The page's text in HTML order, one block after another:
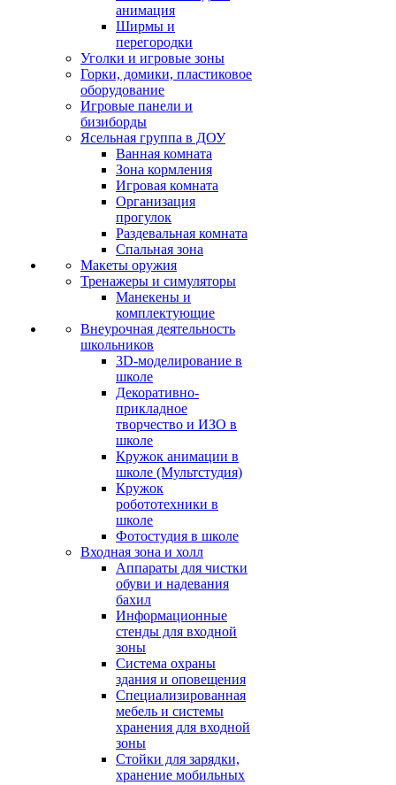
анимация
Ширмы и
перегородки
Уголки и игровые зоны
Горки, домики, пластиковое
оборудование
Игровые панели и
бизиборды
Ясельная группа в ДОУ
Ванная комната
Зона кормления
Игровая комната
Организация
прогулок
Раздевальная комната
Спальная зона
Макеты оружия
Тренажеры и симуляторы
Манекены и
комплектующие
Внеурочная деятельность
школьников
3D-моделирование в
школе
Декоративно-
прикладное
творчество и ИЗО в
школе
Кружок анимации в
школе (Мультстудия)
Кружок
робототехники в
школе
Фотостудия в школе
Входная зона и холл
Аппараты для чистки
обуви и надевания
бахил
Информационные
стенды для входной
зоны
Система охраны
здания и оповещения
Специализированная
мебель и системы
хранения для входной
зоны
Стойки для зарядки,
хранение мобильных